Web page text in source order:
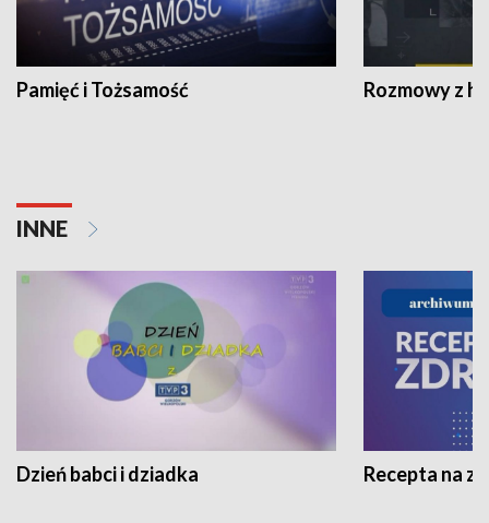
Pamięć i Tożsamość Rozmowy z
INNE
Dzień babci i dziadka Recepta na